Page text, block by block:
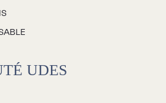
d’art Antoine-
UDES